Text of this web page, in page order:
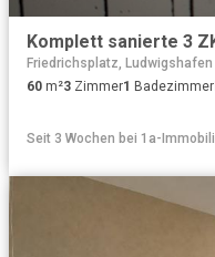
Friedrichsplatz, Ludwigshafen
60 m²3 Zimmer1 Badezimmer
Seit 3 Wochen bei 1a-